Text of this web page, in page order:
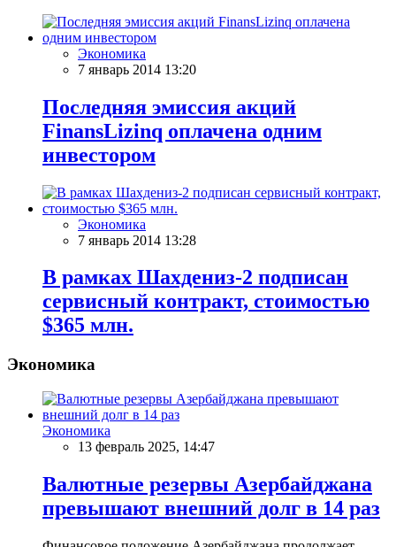
Экономика
7 январь 2014 13:20
Последняя эмиссия акций
FinansLizinq оплачена одним
инвестором
Экономика
7 январь 2014 13:28
В рамках Шахдениз-2 подписан
сервисный контракт, стоимостью
$365 млн.
Экономика
Экономика
13 февраль 2025, 14:47
Валютные резервы Азербайджана
превышают внешний долг в 14 раз